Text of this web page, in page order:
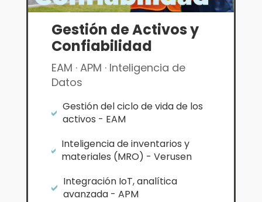
Gestión de Activos y
Confiabilidad
EAM · APM · Inteligencia de
Datos

Gestión del ciclo de vida de los
activos - EAM

Inteligencia de inventarios y
materiales (MRO) - Verusen

Integración IoT, analítica
avanzada - APM